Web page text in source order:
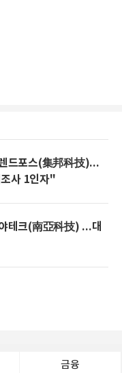
드포스(集邦科技)...
사 1인자"
테크(南亞科技) ...대
금융